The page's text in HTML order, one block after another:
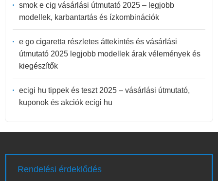
smok e cig vásárlási útmutató 2025 – legjobb
modellek, karbantartás és ízkombinációk
e go cigaretta részletes áttekintés és vásárlási
útmutató 2025 legjobb modellek árak vélemények és
kiegészítők
ecigi hu tippek és teszt 2025 – vásárlási útmutató,
kuponok és akciók ecigi hu
Rendelési érdeklődés